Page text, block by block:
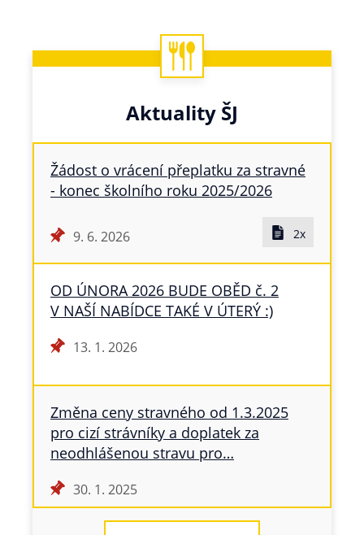
Aktuality ŠJ
Žádost o vrácení přeplatku za stravné
- konec školního roku 2025/2026
9. 6. 2026 2x
OD ÚNORA 2026 BUDE OBĚD č. 2
V NAŠÍ NABÍDCE TAKÉ V ÚTERÝ :)
13. 1. 2026
Změna ceny stravného od 1.3.2025
pro cizí strávníky a doplatek za
neodhlášenou stravu pro…
30. 1. 2025